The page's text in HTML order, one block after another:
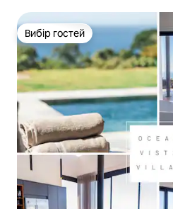
Вибір гостей
Вибір гостей